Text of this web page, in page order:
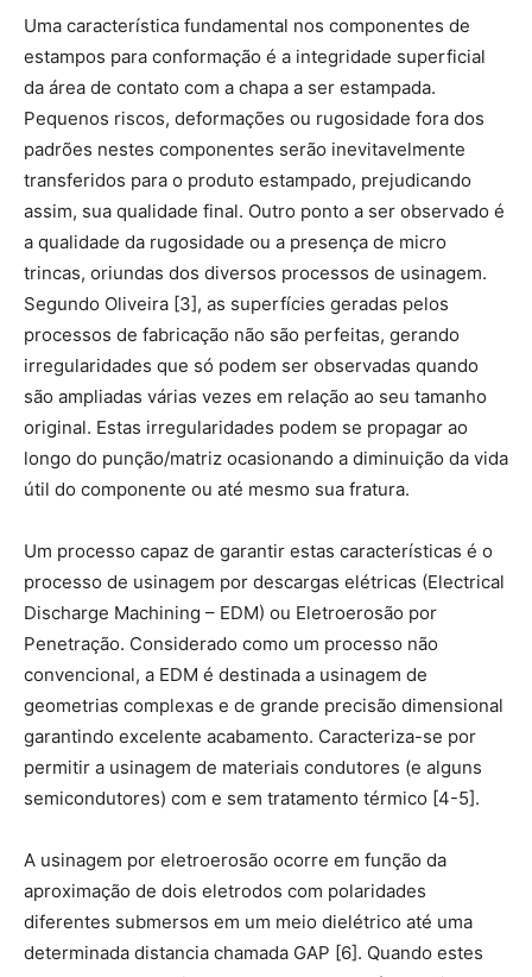
Uma característica fundamental nos componentes de
estampos para conformação é a integridade superficial
da área de contato com a chapa a ser estampada.
Pequenos riscos, deformações ou rugosidade fora dos
padrões nestes componentes serão inevitavelmente
transferidos para o produto estampado, prejudicando
assim, sua qualidade final. Outro ponto a ser observado é
a qualidade da rugosidade ou a presença de micro
trincas, oriundas dos diversos processos de usinagem.
Segundo Oliveira [3], as superfícies geradas pelos
processos de fabricação não são perfeitas, gerando
irregularidades que só podem ser observadas quando
são ampliadas várias vezes em relação ao seu tamanho
original. Estas irregularidades podem se propagar ao
longo do punção/matriz ocasionando a diminuição da vida
útil do componente ou até mesmo sua fratura.
Um processo capaz de garantir estas características é o
processo de usinagem por descargas elétricas (Electrical
Discharge Machining – EDM) ou Eletroerosão por
Penetração. Considerado como um processo não
convencional, a EDM é destinada a usinagem de
geometrias complexas e de grande precisão dimensional
garantindo excelente acabamento. Caracteriza-se por
permitir a usinagem de materiais condutores (e alguns
semicondutores) com e sem tratamento térmico [4-5].
A usinagem por eletroerosão ocorre em função da
aproximação de dois eletrodos com polaridades
diferentes submersos em um meio dielétrico até uma
determinada distancia chamada GAP [6]. Quando estes